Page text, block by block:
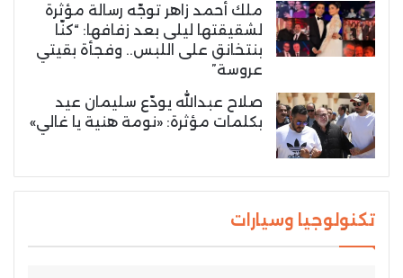
ملك أحمد زاهر توجّه رسالة مؤثرة
لشقيقتها ليلى بعد زفافها: “كنّا
بنتخانق على اللبس.. وفجأة بقيتي
عروسة”
صلاح عبدالله يودّع سليمان عيد
بكلمات مؤثرة: «نومة هنية يا غالي»
تكنولوجيا وسيارات